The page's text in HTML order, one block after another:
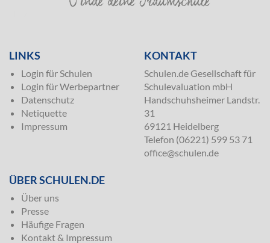
LINKS
Login für Schulen
Login für Werbepartner
Datenschutz
Netiquette
Impressum
KONTAKT
Schulen.de Gesellschaft für
Schulevaluation mbH
Handschuhsheimer Landstr.
31
69121 Heidelberg
Telefon (06221) 599 53 71
office@schulen.de
ÜBER SCHULEN.DE
Über uns
Presse
Häufige Fragen
Kontakt & Impressum